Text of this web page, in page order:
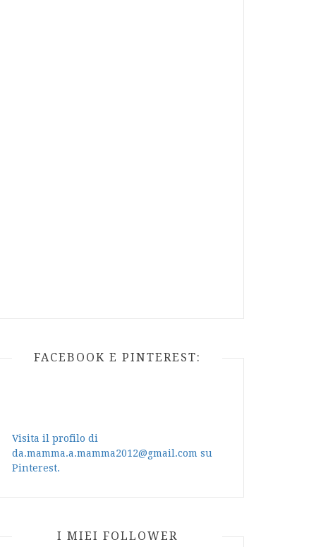
FACEBOOK E PINTEREST:
Visita il profilo di
da.mamma.a.mamma2012@gmail.com su
Pinterest.
I MIEI FOLLOWER